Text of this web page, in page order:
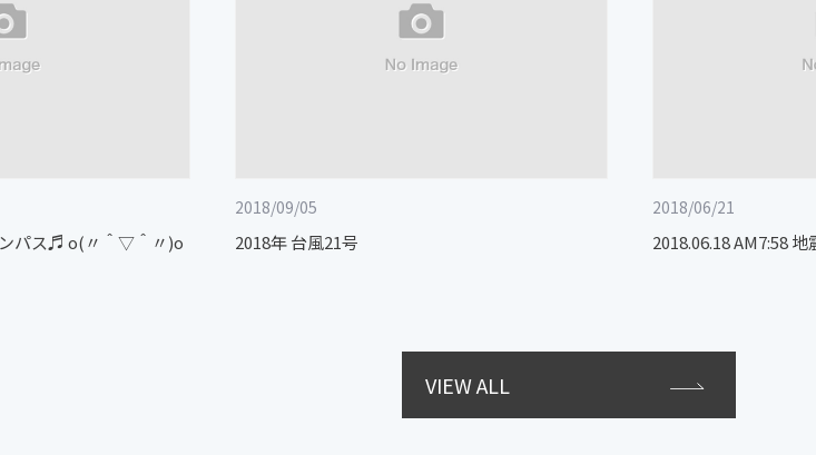
ンパス♬ o(〃＾▽＾〃)o
2018/09/05
2018年 台風21号
2018/06/21
2018.06.18 AM7:58 地
VIEW ALL